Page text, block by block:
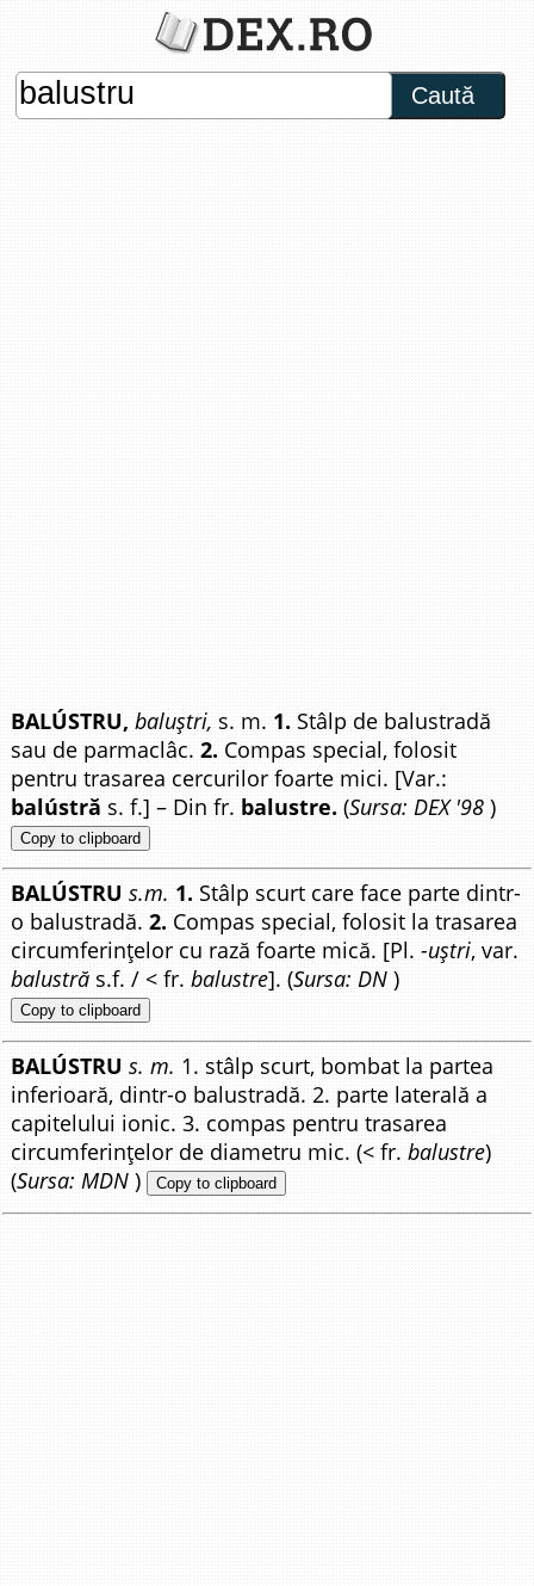
Caută
BALÚSTRU, baluștri, s. m. 1. Stâlp de balustradă
sau de parmaclâc.2. Compas special, folosit
pentru trasarea cercurilor foarte mici. [Var.:
balústră s. f.] – Din fr. balustre. (Sursa: DEX '98 )
Copy to clipboard
BALÚSTRU s.m. 1. Stâlp scurt care face parte dintr-
o balustradă.2. Compas special, folosit la trasarea
circumferințelor cu rază foarte mică. [Pl.-uștri, var.
balustră s.f. / < fr.balustre]. (Sursa: DN )
Copy to clipboard
BALÚSTRU s. m. 1. stâlp scurt, bombat la partea
inferioară, dintr-o balustradă. 2. parte laterală a
capitelului ionic. 3. compas pentru trasarea
circumferințelor de diametru mic. (< fr.balustre)
(Sursa: MDN ) Copy to clipboard